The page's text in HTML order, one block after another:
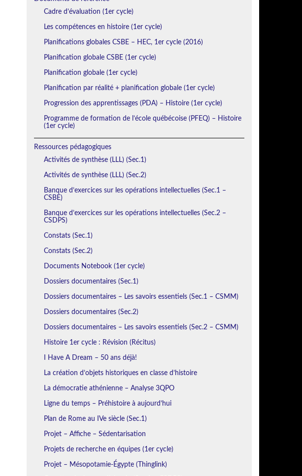
Cadre d’évaluation (1er cycle)
Les compétences en histoire (1er cycle)
Planifications globales CSBE – HEC, 1er cycle (2016)
Planification globale CSBE (1er cycle)
Planification globale (1er cycle)
Planification par réalité + planification globale (1er cycle)
Progression des apprentissages (PDA) – Histoire (1er cycle)
Programme de formation de l’école québécoise (PFEQ) – Histoire
(1er cycle)
Ressources pédagogiques
Activités de synthèse (LLL) (Sec.1)
Activités de synthèse (LLL) (Sec.2)
Banque d’exercices sur les opérations intellectuelles (Sec.1 –
CSBE)
Banque d’exercices sur les opérations intellectuelles (Sec.2 –
CSDPS)
Constats (Sec.1)
Constats (Sec.2)
Documents Notebook (1er cycle)
Dossiers documentaires (Sec.1)
Dossiers documentaires – Les savoirs essentiels (Sec.1 – CSMM)
Dossiers documentaires (Sec.2)
Dossiers documentaires – Les savoirs essentiels (Sec.2 – CSMM)
Histoire 1er cycle : Révision (Récitus)
I Have A Dream – 50 ans déjà!
La création d’objets historiques en classe d’histoire
La démocratie athénienne – Analyse 3QPO
Ligne du temps – Préhistoire à aujourd’hui
Plan de Rome au IVe siècle (Sec.1)
Projet – Affiche – Sédentarisation
Projets de recherche en équipes (1er cycle)
Projet – Mésopotamie-Égypte (Thinglink)